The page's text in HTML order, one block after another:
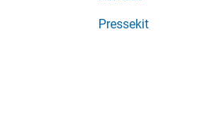
Pressekit